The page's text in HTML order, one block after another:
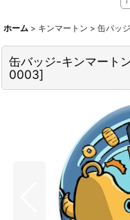
ホーム > キンマートン > 缶バッ
缶バッジ-キンマート
0003]